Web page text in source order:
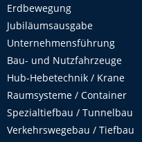
Erdbewegung
Jubiläumsausgabe
Unternehmensführung
Bau- und Nutzfahrzeuge
Hub-Hebetechnik / Krane
Raumsysteme / Container
Spezialtiefbau / Tunnelbau
Verkehrswegebau / Tiefbau